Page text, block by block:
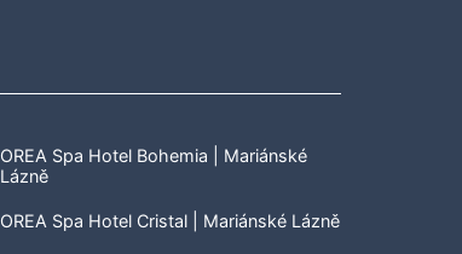
OREA Spa Hotel Bohemia | Mariánské
Lázně
OREA Spa Hotel Cristal | Mariánské Lázně